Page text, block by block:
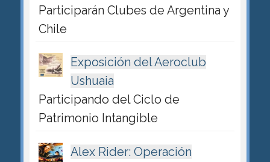
Participarán Clubes de Argentina y
Chile
Exposición del Aeroclub
Ushuaia
Participando del Ciclo de
Patrimonio Intangible
Alex Rider: Operación